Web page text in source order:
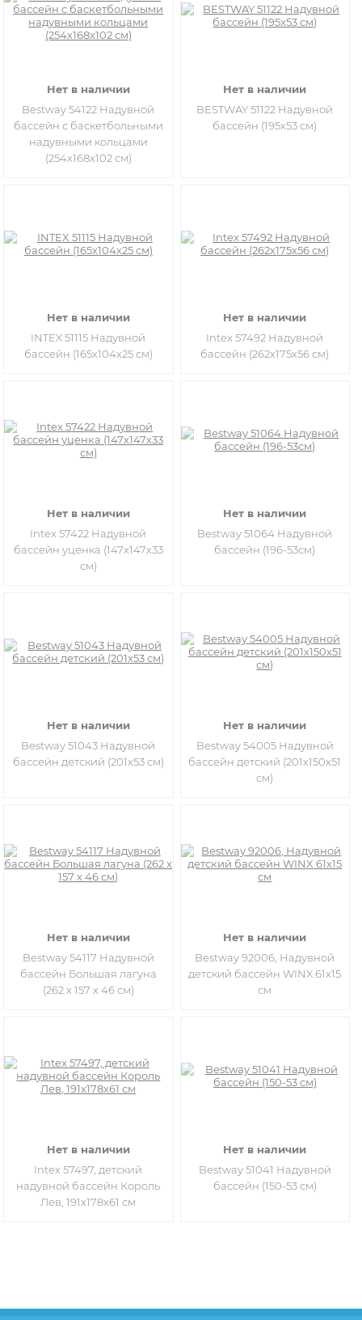
Нет в наличии
Bestway 54122 Надувной
бассейн с баскетбольными
надувными кольцами
(254х168х102 см)
Нет в наличии
BESTWAY 51122 Надувной
бассейн (195х53 см)
Нет в наличии
INTEX 51115 Надувной
бассейн (165х104х25 см)
Нет в наличии
Intex 57492 Надувной
бассейн (262х175х56 см)
Нет в наличии
Intex 57422 Надувной
бассейн уценка (147х147х33
см)
Нет в наличии
Bestway 51064 Надувной
бассейн (196-53см)
Нет в наличии
Bestway 51043 Надувной
бассейн детский (201х53 см)
Нет в наличии
Bestway 54005 Надувной
бассейн детский (201х150х51
см)
Нет в наличии
Bestway 54117 Надувной
бассейн Большая лагуна
(262 х 157 х 46 см)
Нет в наличии
Bestway 92006, Надувной
детский бассейн WINX 61х15
см
Нет в наличии
Intex 57497, детский
надувной бассейн Король
Лев, 191х178х61 см
Нет в наличии
Bestway 51041 Надувной
бассейн (150-53 см)